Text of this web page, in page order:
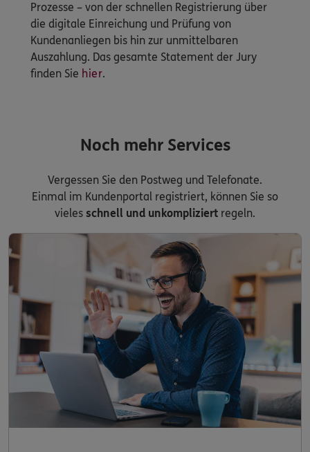
Prozesse – von der schnellen Registrierung über
die digitale Einreichung und Prüfung von
Kundenanliegen bis hin zur unmittelbaren
Auszahlung. Das gesamte Statement der Jury
finden Sie hier.
Noch mehr Services
Vergessen Sie den Postweg und Telefonate.
Einmal im Kundenportal registriert, können Sie so
vieles schnell und unkompliziert regeln.